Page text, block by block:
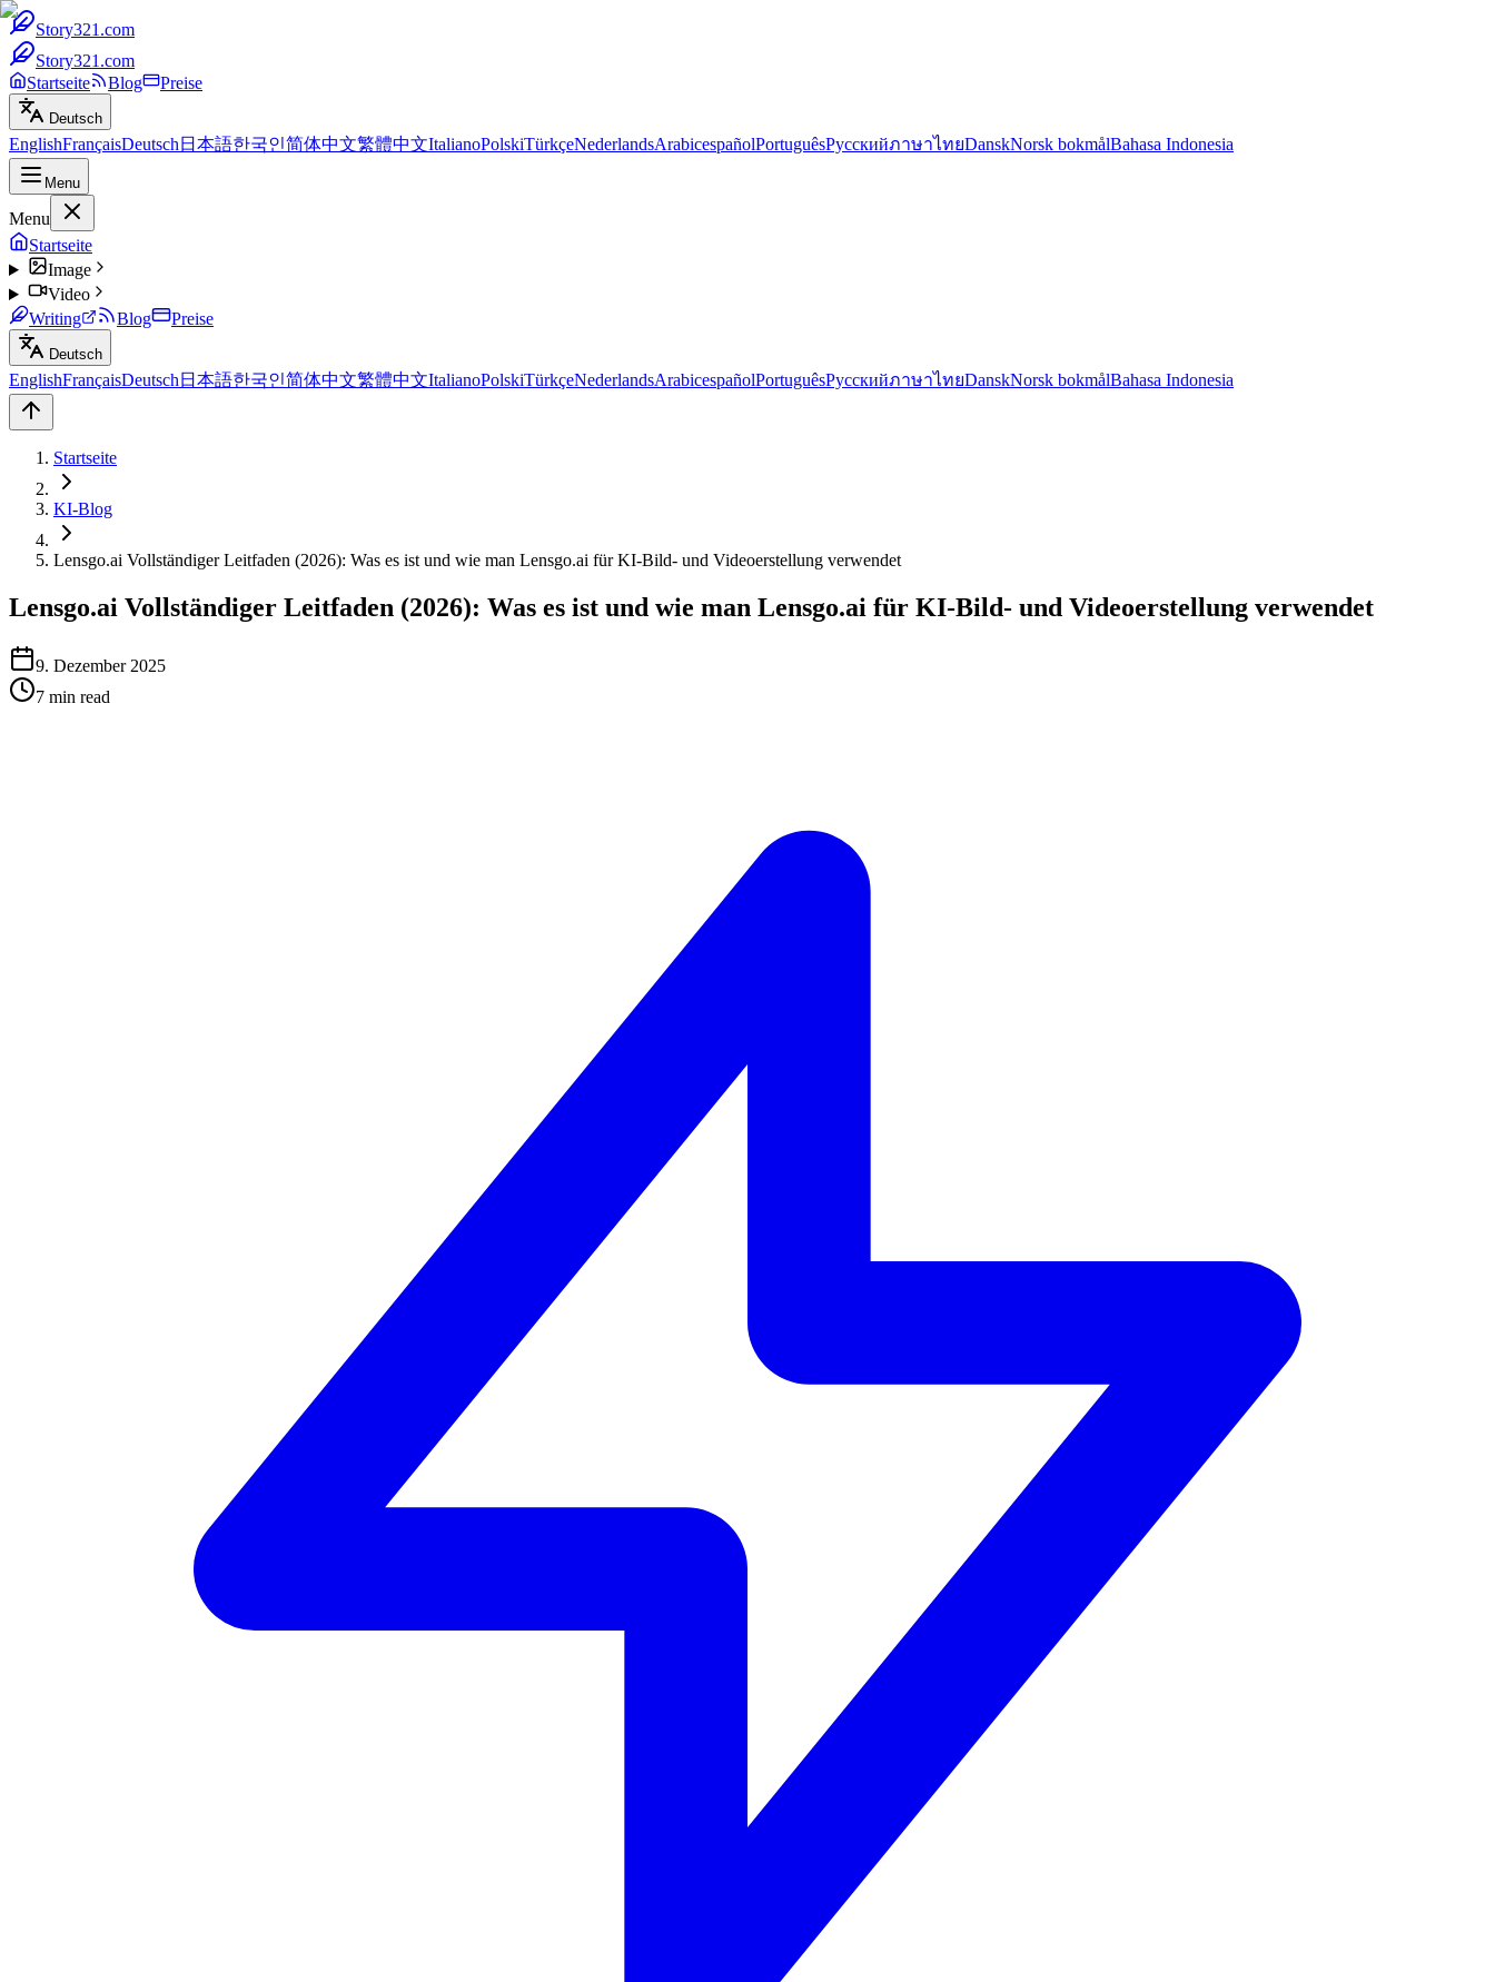
Story321.com
Story321.com
Startseite
Blog Preise
Deutsch
EnglishFrançaisDeutsch 日本語한국인简体中文繁體中文ItalianoPolskiTürkçeNederlandsArabicespañolPortuguêsРусскийภาษาไทยDanskNorsk bokmålBahasa Indonesia
Menu
Menu
Startseite
Image
Video
Writing
Blog Preise
Deutsch
EnglishFrançaisDeutsch 日本語한국인简体中文繁體中文ItalianoPolskiTürkçeNederlandsArabicespañolPortuguêsРусскийภาษาไทยDanskNorsk bokmålBahasa Indonesia
Startseite
KI-Blog
Lensgo.ai Vollständiger Leitfaden (2026): Was es ist und wie man Lensgo.ai für KI-Bild- und Videoerstellung verwendet
Lensgo.ai Vollständiger Leitfaden (2026): Was es ist und wie man Lensgo.ai für KI-Bild- und Videoerstellung verwendet
9. Dezember 2025
7 min read